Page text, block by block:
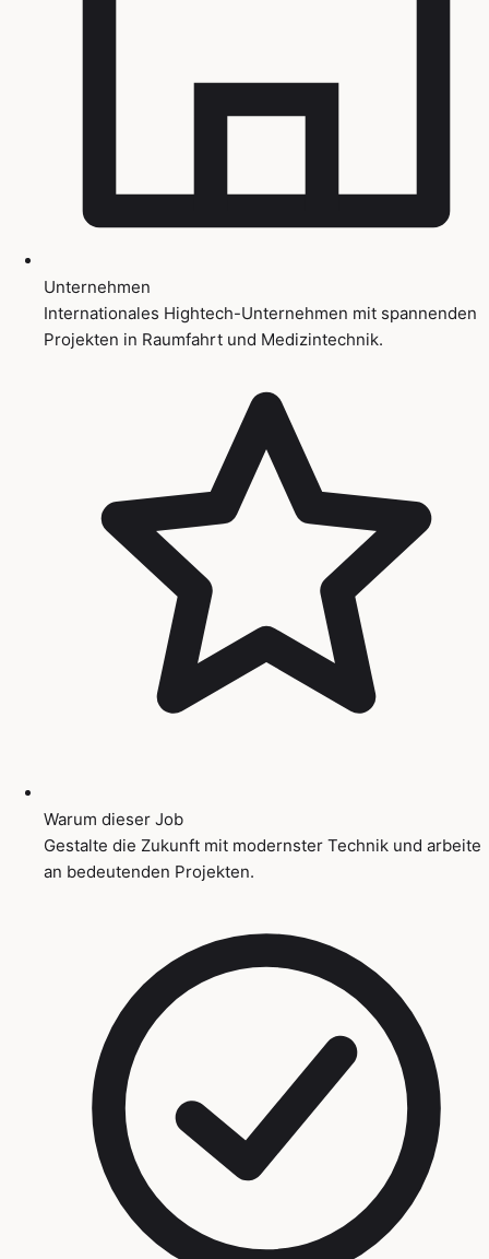
Unternehmen
Internationales Hightech-Unternehmen mit spannenden
Projekten in Raumfahrt und Medizintechnik.
Warum dieser Job
Gestalte die Zukunft mit modernster Technik und arbeite
an bedeutenden Projekten.